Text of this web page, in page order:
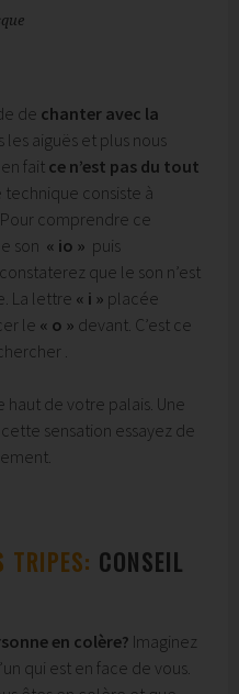
de chanter avec la
les aiguës et plus nous
fait ce n’est pas du tout
technique consiste à
Pour comprendre ce
son « io » puis
que le son n’est
La lettre « i » placée
le « o » devant. C’est ce
.
de votre palais. Une
sensation essayez de
TRIPES: CONSEIL
en colère? Imaginez
qui est en face de vous.